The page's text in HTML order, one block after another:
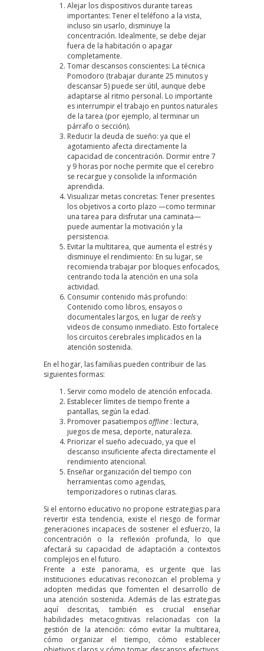
Alejar los dispositivos durante tareas
importantes: Tener el teléfono a la vista,
incluso sin usarlo, disminuye la
concentración. Idealmente, se debe dejar
fuera de la habitación o apagar
completamente.
Tomar descansos conscientes: La técnica
Pomodoro (trabajar durante 25 minutos y
descansar 5) puede ser útil, aunque debe
adaptarse al ritmo personal. Lo importante
es interrumpir el trabajo en puntos naturales
de la tarea (por ejemplo, al terminar un
párrafo o sección).
Reducir la deuda de sueño: ya que el
agotamiento afecta directamente la
capacidad de concentración. Dormir entre 7
y 9 horas por noche permite que el cerebro
se recargue y consolide la información
aprendida.
Visualizar metas concretas: Tener presentes
los objetivos a corto plazo —como terminar
una tarea para disfrutar una caminata—
puede aumentar la motivación y la
persistencia.
Evitar la multitarea, que aumenta el estrés y
disminuye el rendimiento: En su lugar, se
recomienda trabajar por bloques enfocados,
centrando toda la atención en una sola
actividad.
Consumir contenido más profundo:
Contenido como libros, ensayos o
documentales largos, en lugar de reelsy
videos de consumo inmediato. Esto fortalece
los circuitos cerebrales implicados en la
atención sostenida.
En el hogar, las familias pueden contribuir de las
siguientes formas:
Servir como modelo de atención enfocada.
Establecer límites de tiempo frente a
pantallas, según la edad.
Promover pasatiemposoffline : lectura,
juegos de mesa, deporte, naturaleza.
Priorizar el sueño adecuado, ya que el
descanso insuficiente afecta directamente el
rendimiento atencional.
Enseñar organización del tiempo con
herramientas como agendas,
temporizadores o rutinas claras.
Si el entorno educativo no propone estrategias para
revertir esta tendencia, existe el riesgo de formar
generaciones incapaces de sostener el esfuerzo, la
concentración o la reflexión profunda, lo que
afectará su capacidad de adaptación a contextos
complejos en el futuro.
Frente a este panorama, es urgente que las
instituciones educativas reconozcan el problema y
adopten medidas que fomenten el desarrollo de
una atención sostenida. Además de las estrategias
aquí descritas, también es crucial enseñar
habilidades metacognitivas relacionadas con la
gestión de la atención: cómo evitar la multitarea,
cómo organizar el tiempo, cómo establecer